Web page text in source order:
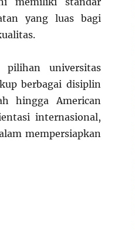
yang luas bagi
pilihan universitas
berbagai disiplin
hingga American
internasional,
mempersiapkan